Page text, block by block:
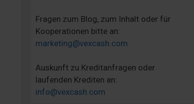
Fragen zum Blog, zum Inhalt oder für
Kooperationen bitte an:
marketing@vexcash.com
Auskunft zu Kreditanfragen oder
laufenden Krediten an:
info@vexcash.com